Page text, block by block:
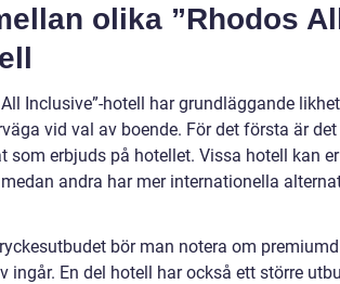
olika ”Rhodos
Inclusive”-hotell har grundläggande
vid val av boende. För det första är
som erbjuds på hotellet. Vissa hotell kan
andra har mer internationella
bör man notera om
ingår. En del hotell har också ett större